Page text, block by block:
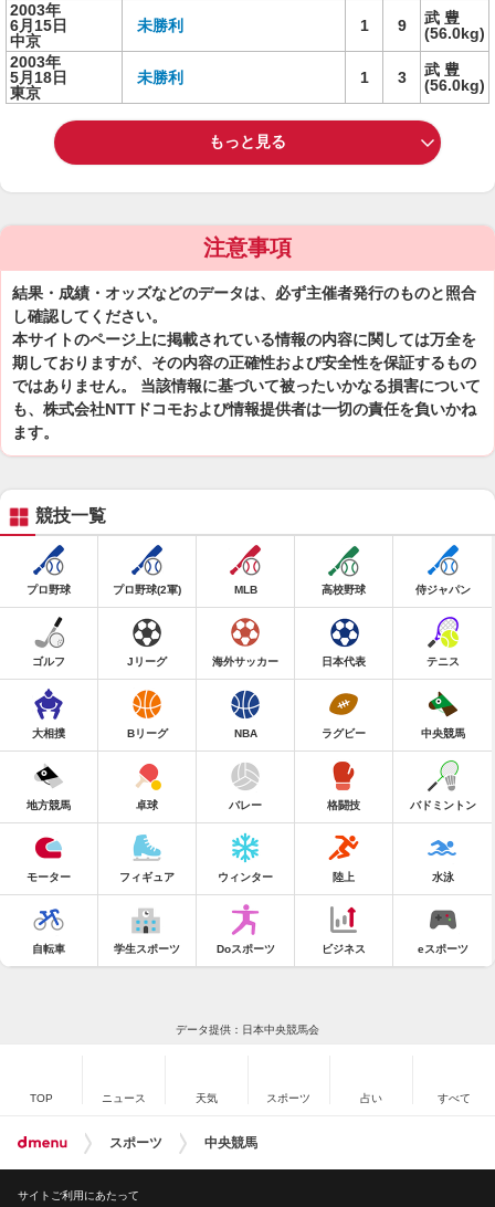
2003年
6月15日
中京
未勝利 1 9
武 豊
(56.0kg)
2003年
5月18日
東京
未勝利 1 3
武 豊
(56.0kg)
もっと見る
注意事項
結果・成績・オッズなどのデータは、必ず主催者発行のものと照合
し確認してください。
本サイトのページ上に掲載されている情報の内容に関しては万全を
期しておりますが、その内容の正確性および安全性を保証するもの
ではありません。 当該情報に基づいて被ったいかなる損害について
も、株式会社NTTドコモおよび情報提供者は一切の責任を負いかね
ます。
競技一覧
プロ野球 プロ野球(2軍) MLB 高校野球 侍ジャパン
ゴルフ Jリーグ 海外サッカー 日本代表 テニス
大相撲 Bリーグ NBA ラグビー 中央競馬
地方競馬 卓球 バレー 格闘技 バドミントン
モーター フィギュア ウィンター 陸上 水泳
自転車 学生スポーツ Doスポーツ ビジネス eスポーツ
データ提供：日本中央競馬会
TOP ニュース 天気 スポーツ 占い すべて
スポーツ 中央競馬
サイトご利用にあたって